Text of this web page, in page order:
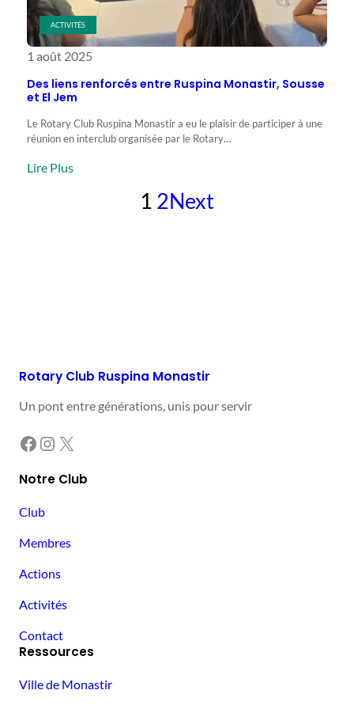
ACTIVITÉS
1 août 2025
Des liens renforcés entre Ruspina Monastir, Sousse
et El Jem
Le Rotary Club Ruspina Monastir a eu le plaisir de participer à une
réunion en interclub organisée par le Rotary…
Lire Plus:
1 2Next
Rotary Club Ruspina Monastir
Un pont entre générations, unis pour servir
Facebook Instagram X
Notre Club
Club
Membres
Actions
Activités
Contact
Ressources
Ville de Monastir